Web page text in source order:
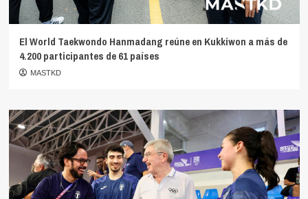
El World Taekwondo Hanmadang reúne en Kukkiwon a más de
4.200 participantes de 61 países
MASTKD